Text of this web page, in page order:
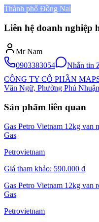
Thành phố Đồng Nai
Liên hệ doanh nghiệp
Mr Nam
0903383054
Nhắn tin
CÔNG TY CỔ PHẦN
Văn Ngữ, Phường Phú
Sản phẩm liên quan
Gas Petro Vietnam 12kg van
Gas
Petrovietnam
Giá tham khảo: 590.000 đ
Gas Petro Vietnam 12kg van
Gas
Petrovietnam